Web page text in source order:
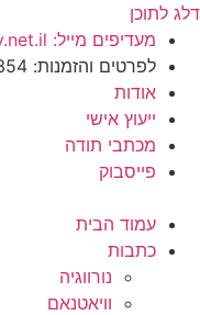
דלג לתוכן
מעדיפים מייל: maromit@zahav.net.il‏
לפרטים והזמנות: 052-3343354
אודות
ייעוץ אישי
מכתבי תודה
פייסבוק
עמוד הבית
כתבות
נורווגיה
וויאטנאם